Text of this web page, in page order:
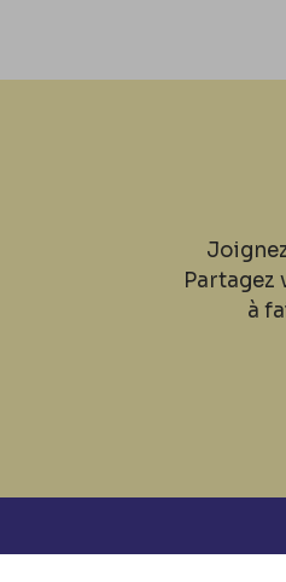
Partagez
à
de gestion des